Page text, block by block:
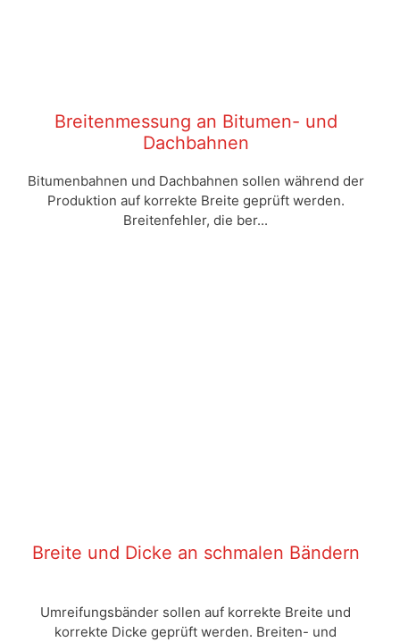
Breitenmessung an Bitumen- und
Dachbahnen
Bitumenbahnen und Dachbahnen sollen während der
Produktion auf korrekte Breite geprüft werden.
Breitenfehler, die ber...
Breite und Dicke an schmalen Bändern
Umreifungsbänder sollen auf korrekte Breite und
korrekte Dicke geprüft werden. Breiten- und